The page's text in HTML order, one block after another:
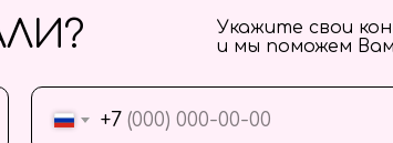
+7
Укажите свои
и мы поможем